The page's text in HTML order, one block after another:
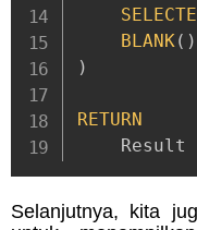
BLANK( )
)
RETURN
    Result
Selanjutnya, kita